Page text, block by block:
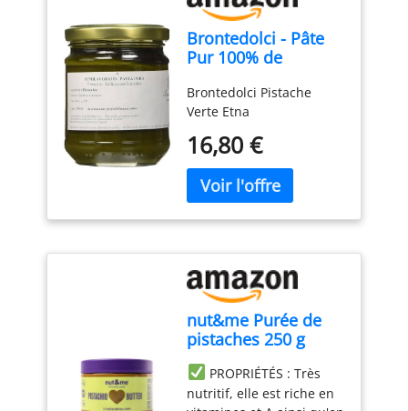
Brontedolci - Pâte
Pur 100% de
Verte Etna - 190g
Brontedolci Pistache
Verte Etna
16,80 €
nut&me Purée de
pistaches 250 g
PROPRIÉTÉS : Très
nutritif, elle est riche en